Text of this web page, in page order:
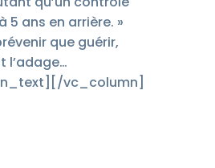
5 ans en arrière. »
que guérir,
l’adage…
vc_column]